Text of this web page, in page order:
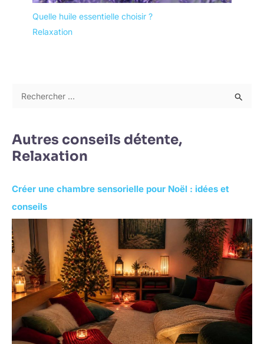
Quelle huile essentielle choisir ?
Relaxation
e
r
:
Autres conseils détente,
Relaxation
Créer une chambre sensorielle pour Noël : idées et
conseils